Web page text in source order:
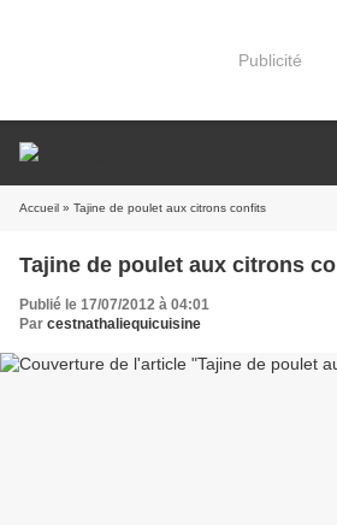
Publicité
Accueil » Tajine de poulet aux citrons confits
Tajine de poulet aux citrons
Publié le 17/07/2012 à 04:01
Par cestnathaliequicuisine